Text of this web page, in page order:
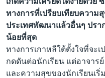
ทางการที่เปรียบเทียบความ
ประเทศพัฒนาแล้วอื่นๆ ปรา
น้อยที่สุด
ทางการเกาหลีใต้ตั้งใจที่จะ
กดดันต่อนักเรียน แต่อาจาร
และความสุขของนักเรียนเ